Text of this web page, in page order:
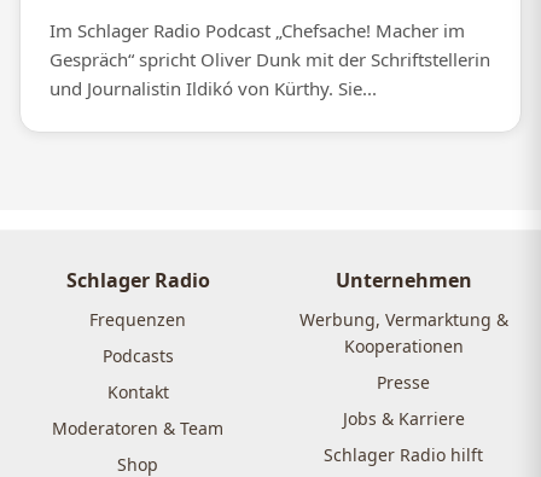
Im Schlager Radio Podcast „Chefsache! Macher im
Gespräch“ spricht Oliver Dunk mit der Schriftstellerin
und Journalistin Ildikó von Kürthy. Sie...
Schlager Radio
Frequenzen
Podcasts
Kontakt
Moderatoren & Team
Shop
Unternehmen
Werbung, Vermarktung &
Kooperationen
Presse
Jobs & Karriere
Schlager Radio hilft